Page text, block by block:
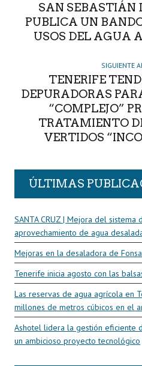
SAN SEBASTIÁN
PUBLICA UN
USOS DEL AGUA
SIGUIENTE
TENERIFE
DEPURADORAS
“COMPLEJO”
TRATAMIENTO
VERTIDOS
ÚLTIMAS
SANTA CRUZ | Mejora del
aprovechamiento de agua
Mejoras en la desaladora de
Tenerife inicia agosto con las
Las reservas de agua agrícola en
millones de metros cúbicos en el
Ashotel lidera la gestión eficiente
un ambicioso proyecto tecnológico